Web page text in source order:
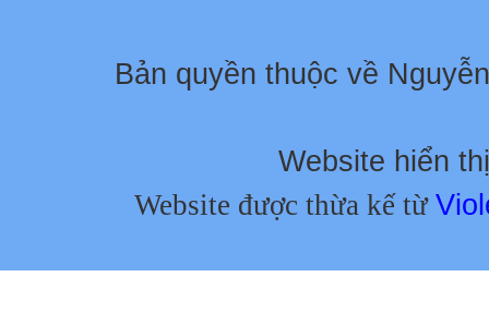
Bản quyền thuộc về
Website hiển
Website được thừa kế từ